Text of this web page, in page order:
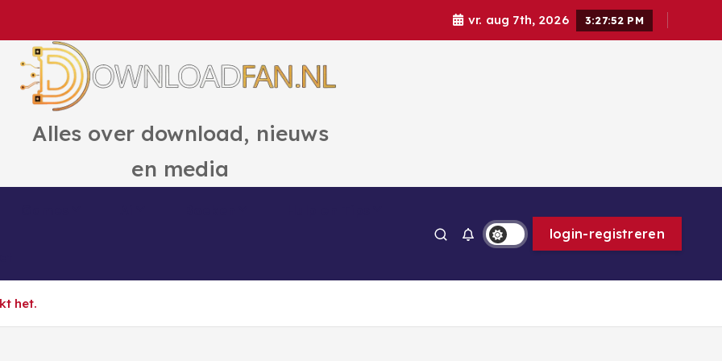
vr. aug 7th, 2026 3:27:54 PM
Alles over download, nieuws
en media
login-registreren
het.